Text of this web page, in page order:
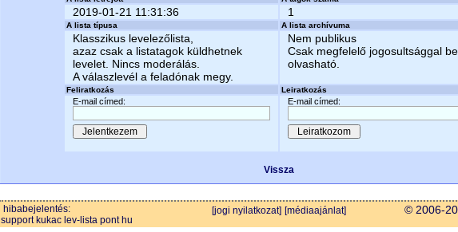
2019-01-21 11:31:36 1
A lista típusa A lista archívuma
Klasszikus levelezőlista,
azaz csak a listatagok küldhetnek
levelet. Nincs moderálás.
A válaszlevél a feladónak megy.
Nem publikus
Csak megfelelő jogosultsággal
olvasható.
Feliratkozás Leiratkozás
E-mail címed: E-mail címed:
Vissza
hibabejelentés:
support kukac lev-lista pont hu
© 2006-
[jogi nyilatkozat] [médiaajánlat]